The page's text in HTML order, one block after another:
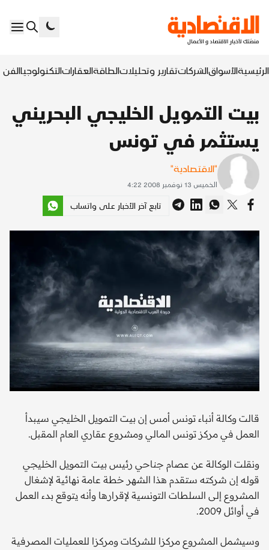
الرئيسيةالأسواقالشركاتتقارير وتحليلاتالطاقةالعقاراتالتكنولوجياالفن
بيت التمويل الخليجي البحريني
يستثمر في تونس
"الاقتصادية"
الخميس 13 نوفمبر 2008 4:22
تابع آخر الأخبار على واتساب
قالت وكالة أنباء تونس أمس إن بيت التمويل الخليجي سيبدأ
العمل في مركز تونس المالي ومشروع عقاري العام المقبل.
ونقلت الوكالة عن عصام جناحي رئيس بيت التمويل الخليجي
قوله إن شركته ستقدم هذا الشهر خطة عامة نهائية لإشغال
المشروع إلى السلطات التونسية لإقرارها وأنه يتوقع بدء العمل
في أوائل 2009.
وسيشمل المشروع مركزا للشركات ومركزا للعمليات المصرفية